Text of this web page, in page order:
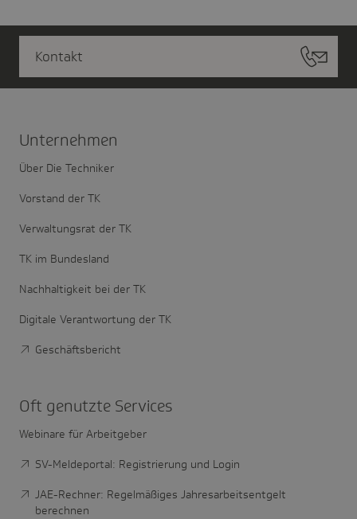
Kontakt
Unter­nehmen
Über Die Techniker
Vorstand der TK
Verwaltungsrat der TK
TK im Bundesland
Nachhaltigkeit bei der TK
Digitale Verantwortung der TK
Geschäftsbericht
Oft genutzte Services
Webinare für Arbeitgeber
SV-Meldeportal: Registrierung und Login
JAE-Rechner: Regelmäßiges Jahresarbeitsentgelt
berechnen